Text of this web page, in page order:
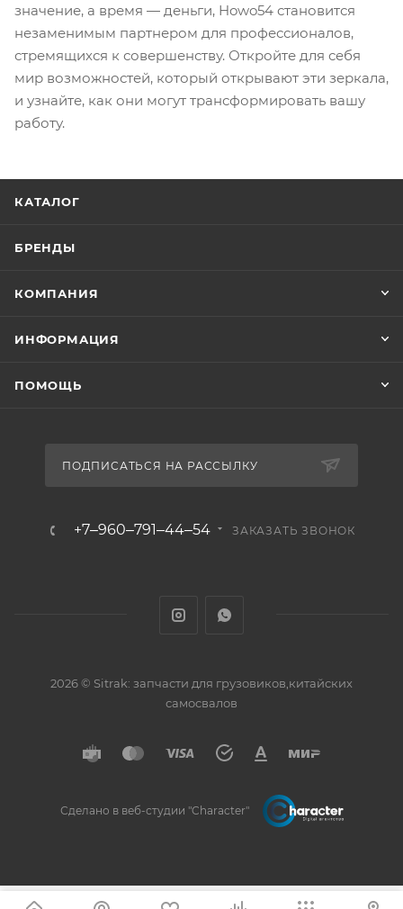
значение, а время — деньги, Howo54 становится
незаменимым партнером для профессионалов,
стремящихся к совершенству. Откройте для себя
мир возможностей, который открывают эти зеркала,
и узнайте, как они могут трансформировать вашу
работу.
КАТАЛОГ
БРЕНДЫ
КОМПАНИЯ
ИНФОРМАЦИЯ
ПОМОЩЬ
ПОДПИСАТЬСЯ НА РАССЫЛКУ
+7‒960‒791‒44‒54 ЗАКАЗАТЬ ЗВОНОК
2026 © Sitrak: запчасти для грузовиков,китайских
самосвалов
Сделано в веб-студии "Character"